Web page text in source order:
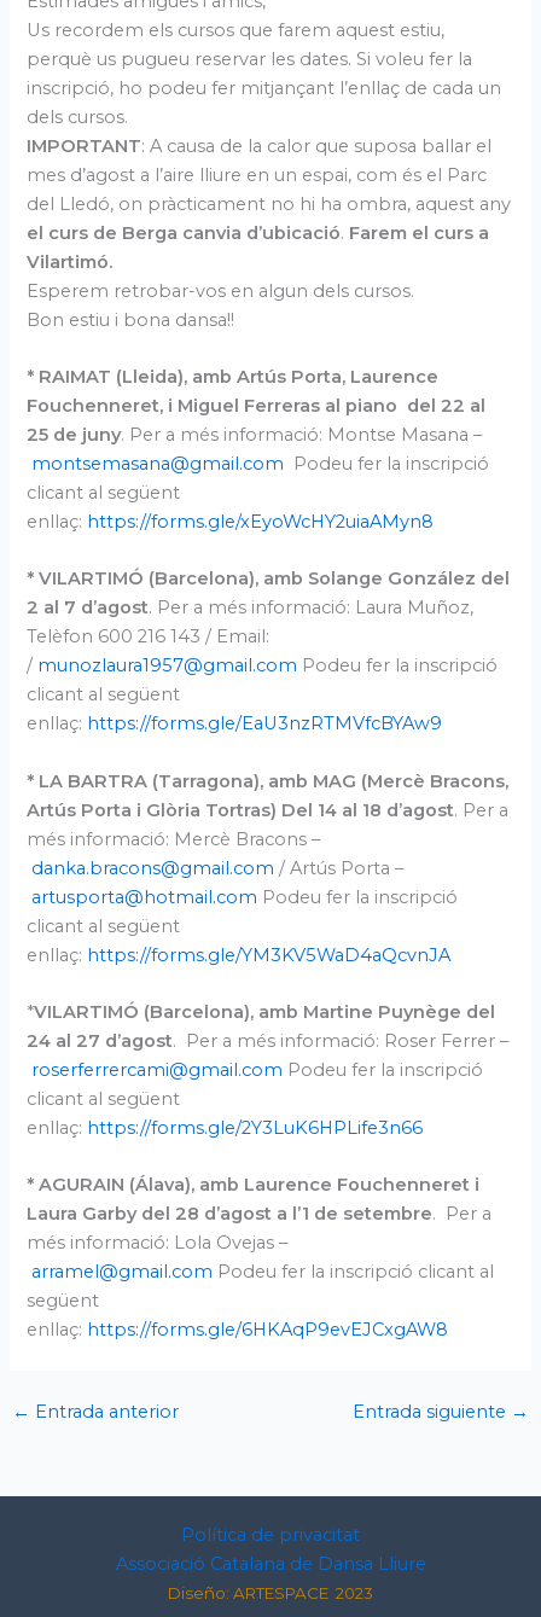
Us recordem els cursos que farem aquest estiu,
perquè us pugueu reservar les dates. Si voleu fer la
inscripció, ho podeu fer mitjançant l’enllaç de cada un
dels cursos.
IMPORTANT: A causa de la calor que suposa ballar el
mes d’agost a l’aire lliure en un espai, com és el Parc
del Lledó, on pràcticament no hi ha ombra, aquest any
el curs de Berga canvia d’ubicació. Farem el curs a
Vilartimó.
Esperem retrobar-vos en algun dels cursos.
Bon estiu i bona dansa!!
* RAIMAT (Lleida), amb Artús Porta, Laurence
Fouchenneret, i Miguel Ferreras al piano del 22 al
25 de juny. Per a més informació: Montse Masana –
montsemasana@gmail.com Podeu fer la inscripció
clicant al següent
enllaç: https://forms.gle/xEyoWcHY2uiaAMyn8
* VILARTIMÓ (Barcelona), amb Solange González del
2 al 7 d’agost. Per a més informació: Laura Muñoz,
Telèfon 600 216 143 / Email:
/ munozlaura1957@gmail.com Podeu fer la inscripció
clicant al següent
enllaç: https://forms.gle/EaU3nzRTMVfcBYAw9
* LA BARTRA (Tarragona), amb MAG (Mercè Bracons,
Artús Porta i Glòria Tortras) Del 14 al 18 d’agost. Per a
més informació: Mercè Bracons –
danka.bracons@gmail.com / Artús Porta –
artusporta@hotmail.com Podeu fer la inscripció
clicant al següent
enllaç: https://forms.gle/YM3KV5WaD4aQcvnJA
*VILARTIMÓ (Barcelona), amb Martine Puynège del
24 al 27 d’agost. Per a més informació: Roser Ferrer –
roserferrercami@gmail.com Podeu fer la inscripció
clicant al següent
enllaç: https://forms.gle/2Y3LuK6HPLife3n66
* AGURAIN (Álava), amb Laurence Fouchenneret i
Laura Garby del 28 d’agost a l’1 de setembre. Per a
més informació: Lola Ovejas –
arramel@gmail.com Podeu fer la inscripció clicant al
següent
enllaç: https://forms.gle/6HKAqP9evEJCxgAW8
← Entrada anterior Entrada siguiente →
Política de privacitat
Associació Catalana de Dansa Lliure
Diseño: ARTESPACE 2023